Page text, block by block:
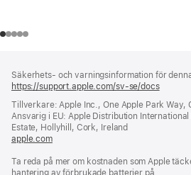
Säkerhets- och varningsinformation för
https://support.apple.com/sv-se/docs(öppnas
ett
nytt
Tillverkare: Apple Inc., One Apple Park Way,
Ansvarig i EU: Apple Distribution
Estate, Hollyhill, Cork, Ireland
apple.com(öppnas
ett
nytt
Ta reda på mer om kostnaden som Apple
hantering av förbrukade batterier på